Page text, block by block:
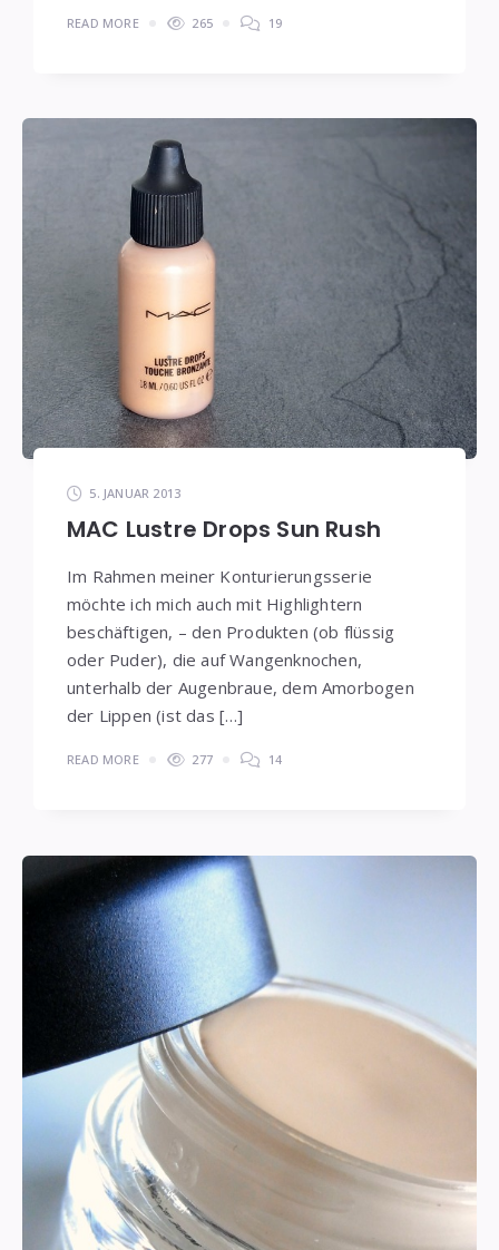
READ MORE 265 19
5. JANUAR 2013
MAC Lustre Drops Sun Rush
Im Rahmen meiner Konturierungsserie
möchte ich mich auch mit Highlightern
beschäftigen, – den Produkten (ob flüssig
oder Puder), die auf Wangenknochen,
unterhalb der Augenbraue, dem Amorbogen
der Lippen (ist das […]
READ MORE 277 14